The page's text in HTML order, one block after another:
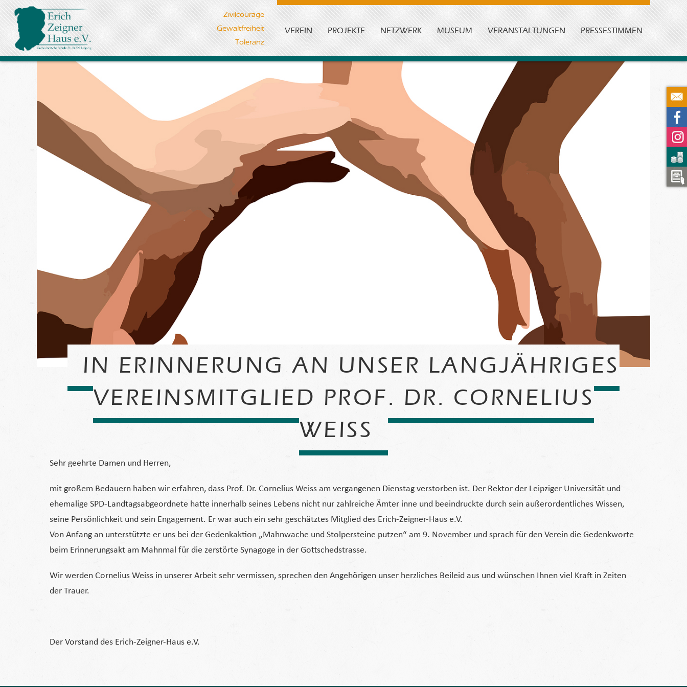
VEREIN PROJEKTE NETZWERK MUSEUM VERANSTALTUNGEN PRESSESTIMMEN
Zivilcourage
Gewaltfreiheit
Toleranz
IN ERINNERUNG AN UNSER LANGJÄHRIGES
VEREINSMITGLIED PROF. DR. CORNELIUS
WEISS
Sehr geehrte Damen und Herren,
mit großem Bedauern haben wir erfahren, dass Prof. Dr. Cornelius Weiss am vergangenen Dienstag verstorben ist. Der Rektor der Leipziger Universität und
ehemalige SPD-Landtagsabgeordnete hatte innerhalb seines Lebens nicht nur zahlreiche Ämter inne und beeindruckte durch sein außerordentliches Wissen,
seine Persönlichkeit und sein Engagement. Er war auch ein sehr geschätztes Mitglied des Erich-Zeigner-Haus e.V.
Von Anfang an unterstützte er uns bei der Gedenkaktion „Mahnwache und Stolpersteine putzen“ am 9. November und sprach für den Verein die Gedenkworte
beim Erinnerungsakt am Mahnmal für die zerstörte Synagoge in der Gottschedstrasse.
Wir werden Cornelius Weiss in unserer Arbeit sehr vermissen, sprechen den Angehörigen unser herzliches Beileid aus und wünschen Ihnen viel Kraft in Zeiten
der Trauer.
Der Vorstand des Erich-Zeigner-Haus e.V.